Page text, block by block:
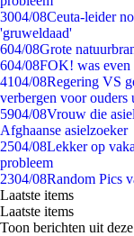
3004/08Ceuta-leider
'gruweldaad'
604/08Grote
604/08FOK! was even
4104/08Regering VS
verbergen voor ouders
5904/08Vrouw die
Afghaanse asielzoeker
2504/08Lekker op
probleem
2304/08Random Pics
Laatste items
Laatste items
Toon berichten uit